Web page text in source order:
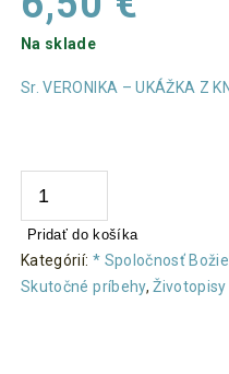
Na sklade
Sr. VERONIKA – UKÁŽKA Z
Pridať do košíka
Kategórií: * Spoločnosť
Skutočné príbehy,Životopisy